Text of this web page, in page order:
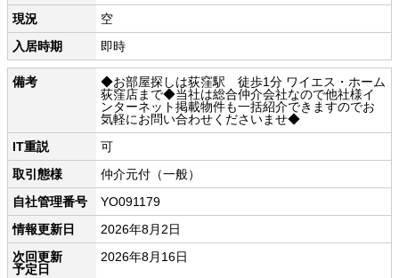
現況
空
入居時期
即時
備考
◆お部屋探しは荻窪駅 徒歩1分 ワイエス・ホーム
荻窪店まで◆当社は総合仲介会社なので他社様イ
ンターネット掲載物件も一括紹介できますのでお
気軽にお問い合わせくださいませ◆
IT重説
可
取引態様
仲介元付（一般）
自社管理番号
YO091179
情報更新日
2026年8月2日
次回更新
予定日
2026年8月16日